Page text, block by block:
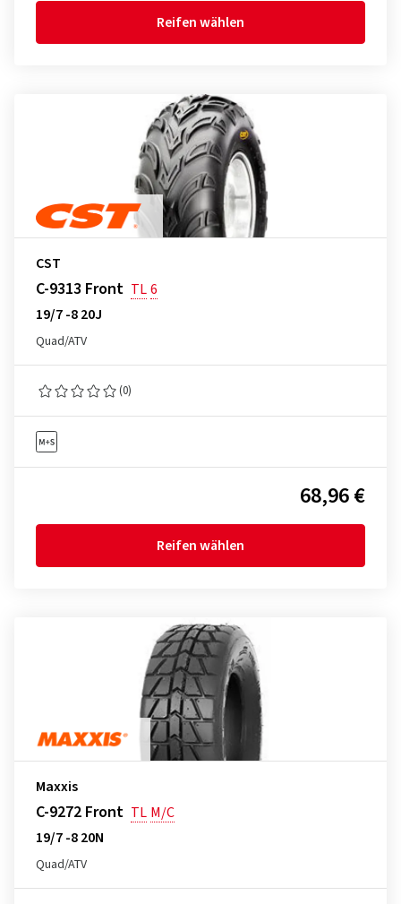
Reifen wählen
CST
C-9313 Front TL6
19/7 -8 20J
Quad/ATV
(0)
68,96 €
Reifen wählen
Maxxis
C-9272 Front TL M/C
19/7 -8 20N
Quad/ATV